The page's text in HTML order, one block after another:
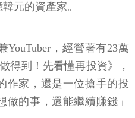
元的資產家。
，經營著有23萬
得到！先看懂再投資》，
作家，還是一位搶手的投
的事，還能繼續賺錢」